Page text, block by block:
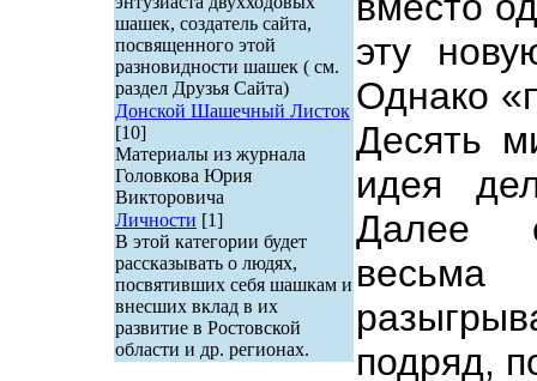
шашек, создатель сайта,
посвященного этой
разновидности шашек ( см.
раздел Друзья Сайта)
Донской Шашечный Листок
[10]
Материалы из журнала
Головкова Юрия
Викторовича
Личности [1]
В этой категории будет
рассказывать о людях,
посвятивших себя шашкам и
внесших вклад в их
развитие в Ростовской
области и др. регионах.
эту
Однако
Десять
идея
Далее
подряд,